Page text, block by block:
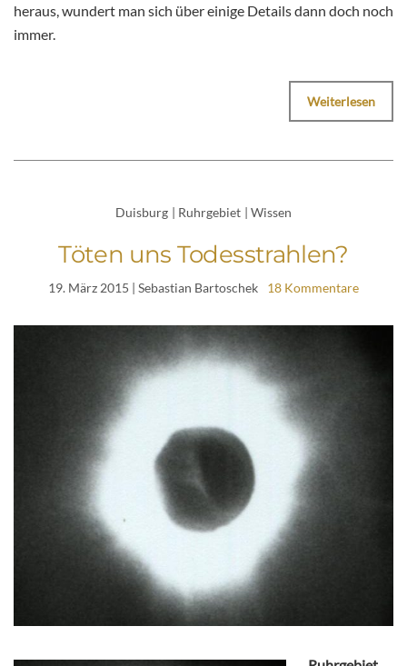
heraus, wundert man sich über einige Details dann doch noch
immer.
Weiterlesen
Duisburg | Ruhrgebiet | Wissen
Töten uns Todesstrahlen?
19. März 2015 | Sebastian Bartoschek 18 Kommentare